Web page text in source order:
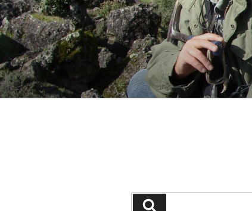
جستجو